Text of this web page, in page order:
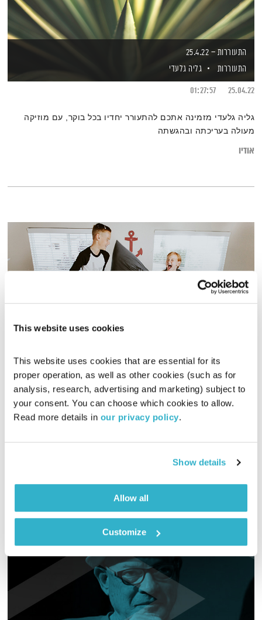
This website uses cookies
This website uses cookies that are essential for its
proper operation, as well as other cookies (such as for
analysis, research, advertising and marketing) subject to
your consent. You can choose which cookies to allow.
Read more details in our privacy policy.
Show details
Allow all
Customize
התעוררות – 25.4.22
התעוררות
גליה גלעדי
25.04.22
01:27:57
גליה גלעדי מזמינה אתכם להתעורר יחדיו בכל בוקר, עם מוזיקה
מעולה בעריכתה ובהגשתה
אודיו
מינוף השהייה בבית
הקול יחסים
דליה אילת,גליה אלכסנדרודנה דבורין
30.03.20
00:29:24
"הקול יחסים" בסדרת תכניות מיוחדת לימי הקורונה, והפעם – האם